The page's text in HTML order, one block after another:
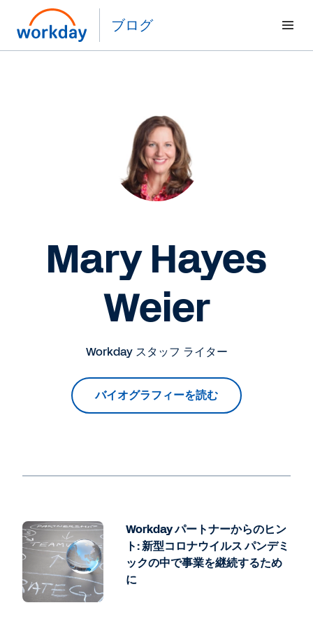
ブログ
Mary Hayes
Weier
Workday スタッフ ライター
バイオグラフィーを読む
Workday パートナーからのヒン
ト: 新型コロナウイルス パンデミ
ックの中で事業を継続するため
に